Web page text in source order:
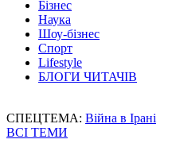
Бізнес
Наука
Шоу-бізнес
Спорт
Lifestyle
БЛОГИ ЧИТАЧІВ
СПЕЦТЕМА: Війна в Ірані
ВСІ ТЕМИ